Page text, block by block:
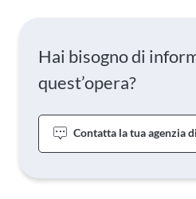
Hai bisogno di
quest’opera?
Contatta la tua agenzia